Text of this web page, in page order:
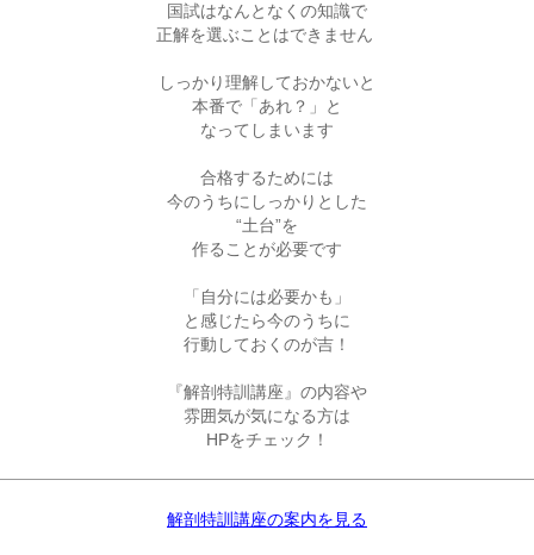
国試はなんとなく の知識で
正解を選ぶことはできません
しっかり理解しておかないと
本番で「あれ？」と
なってしまいます
合格するためには
今のうちにしっかりとした
“土台”を
作ることが必要です
「自分には必要かも」
と感じたら今のうちに
行動しておくのが吉！
『解剖特訓講座』の内容や
雰囲気が気になる方は
HPをチェック！
解剖特訓講座の案内を見る